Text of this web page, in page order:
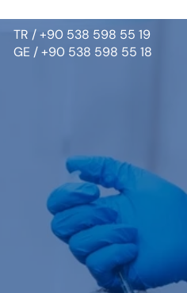
TR / +90 538 598 55 19
GE / +90 538 598 55 18